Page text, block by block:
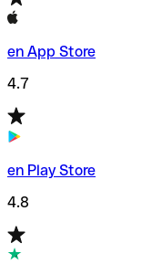
en App Store
4.7
en Play Store
4.8